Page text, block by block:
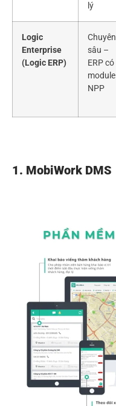
lý
Logic
Enterprise
(Logic ERP)
Chuyên
sâu –
ERP có
module
NPP
1. MobiWork DMS